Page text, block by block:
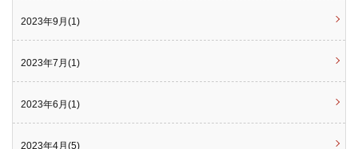
2023年9月(1)
2023年7月(1)
2023年6月(1)
2023年4月(5)